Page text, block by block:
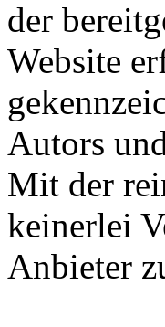
der
Website
Autors
Mit der
keinerlei
Anbieter